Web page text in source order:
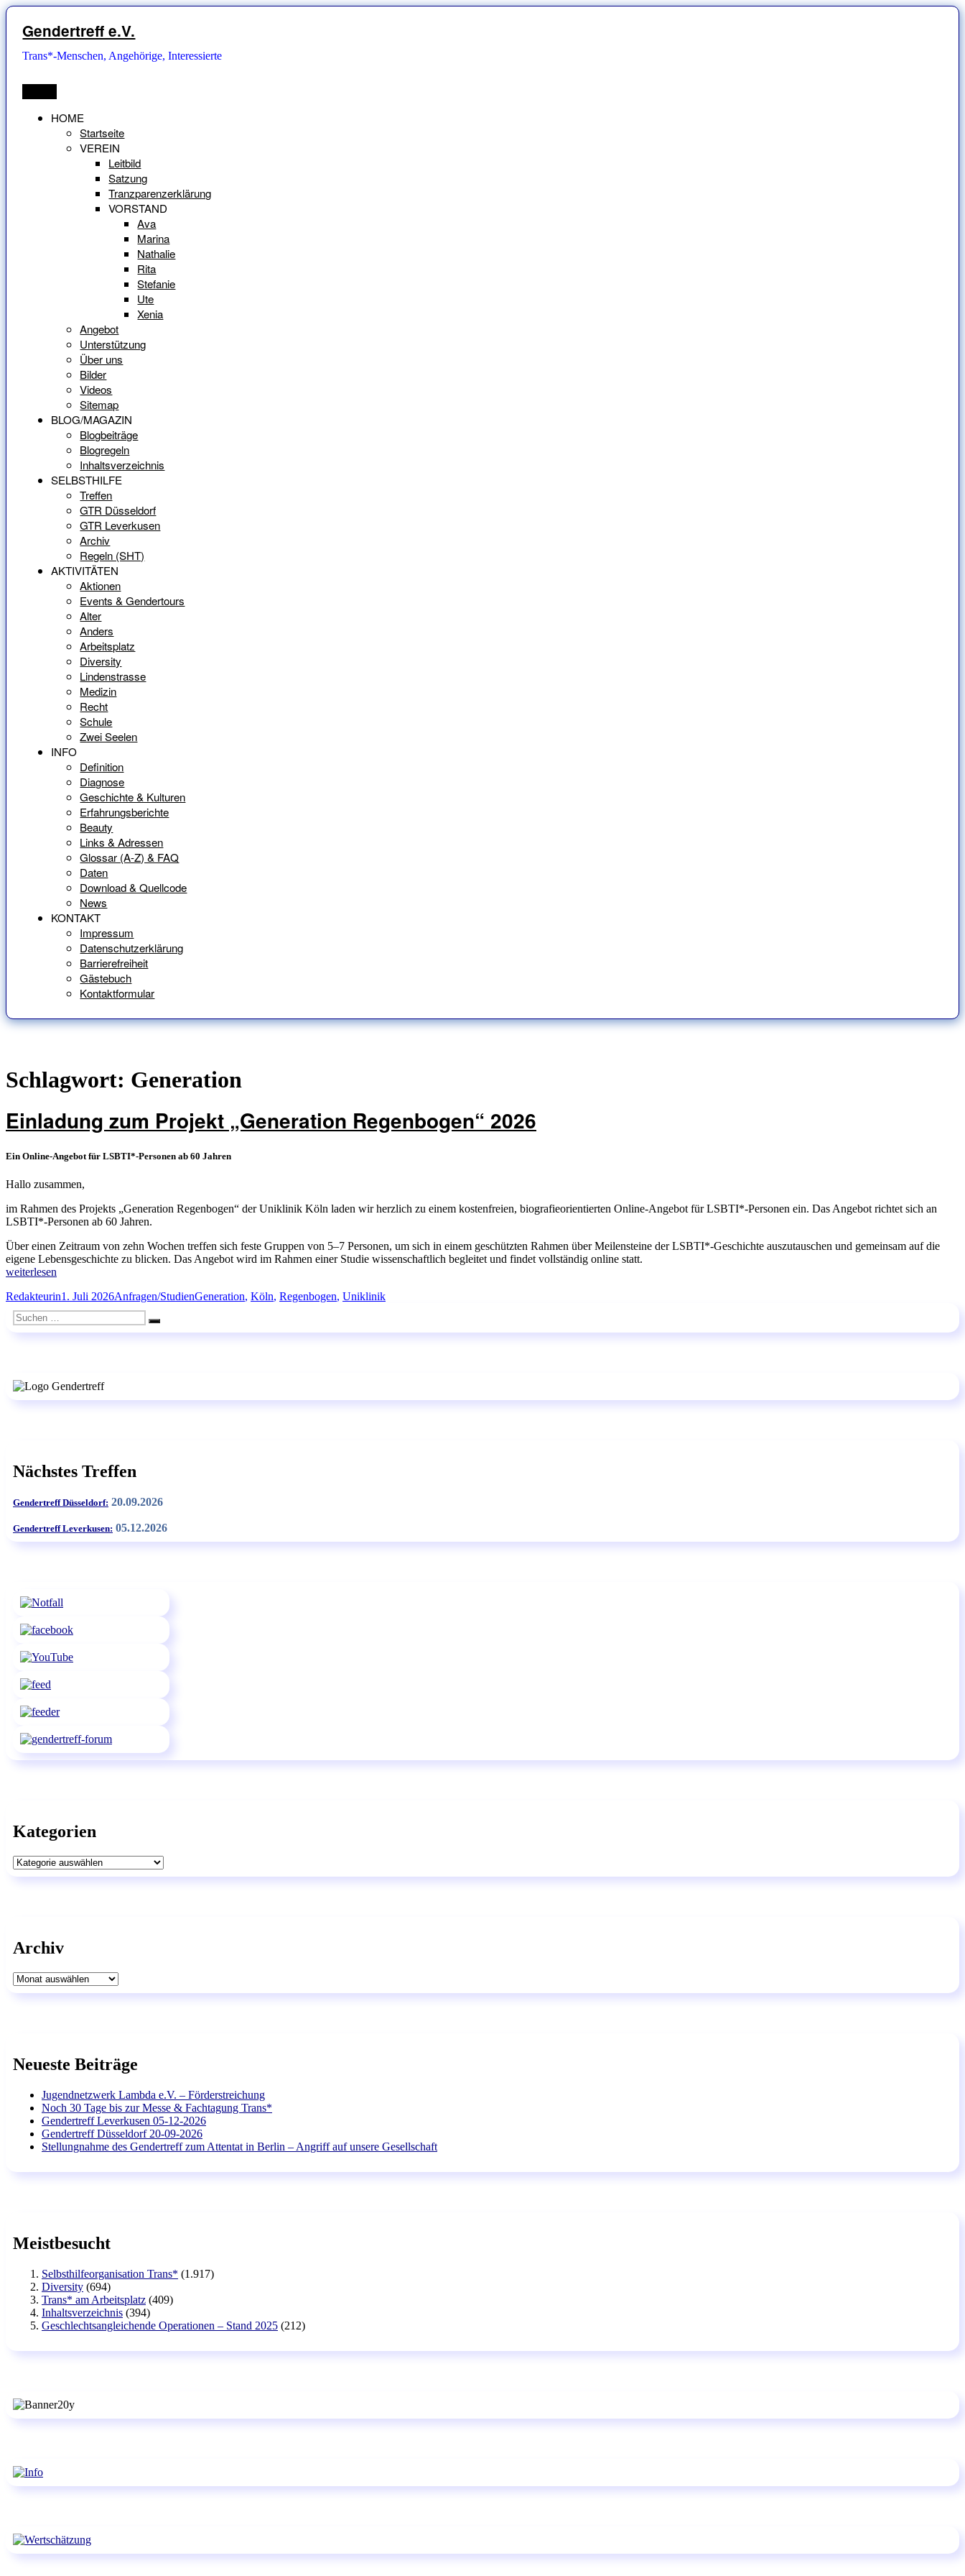
Zum
Inhalt
springen
Gendertreff e.V.
Trans*-Menschen, Angehörige, Interessierte
HOME
Startseite
VEREIN
Leitbild
Satzung
Tranzparenzerklärung
VORSTAND
Ava
Marina
Nathalie
Rita
Stefanie
Ute
Xenia
Angebot
Unterstützung
Über uns
Bilder
Videos
Sitemap
BLOG/MAGAZIN
Blogbeiträge
Blogregeln
Inhaltsverzeichnis
SELBSTHILFE
Treffen
GTR Düsseldorf
GTR Leverkusen
Archiv
Regeln (SHT)
AKTIVITÄTEN
Aktionen
Events & Gendertours
Alter
Anders
Arbeitsplatz
Diversity
Lindenstrasse
Medizin
Recht
Schule
Zwei Seelen
INFO
Definition
Diagnose
Geschichte & Kulturen
Erfahrungsberichte
Beauty
Links & Adressen
Glossar (A-Z) & FAQ
Daten
Download & Quellcode
News
KONTAKT
Impressum
Datenschutzerklärung
Barrierefreiheit
Gästebuch
Kontaktformular
Schlagwort: Generation
Einladung zum Projekt „Generation Regenbogen“ 2026
Ein Online-Angebot für LSBTI*-Personen ab 60 Jahren
Hallo zusammen,
im Rahmen des Projekts „Generation Regenbogen“ der Uniklinik Köln laden wir herzlich zu einem kostenfreien, biografieorientierten Online-Angebot für LSBTI*-Personen ein. Das Angebot richtet sich an
LSBTI*-Personen ab 60 Jahren.
Über einen Zeitraum von zehn Wochen treffen sich feste Gruppen von 5–7 Personen, um sich in einem geschützten Rahmen über Meilensteine der LSBTI*-Geschichte auszutauschen und gemeinsam auf die
eigene Lebensgeschichte zu blicken. Das Angebot wird im Rahmen einer Studie wissenschaftlich begleitet und findet vollständig online statt.
„Einladung
Projekt
„Generation
Regenbogen“
2026“
weiterlesen
Autor
RedakteurinVeröffentlicht
am
1. Juli 2026Kategorien
Anfragen/StudienSchlagwörter
Generation, Köln, Regenbogen, Uniklinik
Suchen
nach:
Suchen
Nächstes Treffen
Gendertreff Düsseldorf: 20.09.2026
Gendertreff Leverkusen: 05.12.2026
Kategorien
Kategorien
Archiv
Archiv
Neueste Beiträge
Jugendnetzwerk Lambda e.V. – Förderstreichung
Noch 30 Tage bis zur Messe & Fachtagung Trans*
Gendertreff Leverkusen 05-12-2026
Gendertreff Düsseldorf 20-09-2026
Stellungnahme des Gendertreff zum Attentat in Berlin – Angriff auf unsere Gesellschaft
Meistbesucht
Selbsthilfeorganisation Trans* (1.917)
Diversity (694)
Trans* am Arbeitsplatz (409)
Inhaltsverzeichnis (394)
Geschlechtsangleichende Operationen – Stand 2025 (212)